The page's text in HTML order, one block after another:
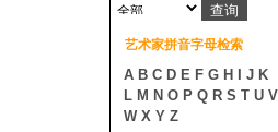
艺术家拼音字母检索
A B C D E F G H J K
L M N O P Q R S T U V
W X Y Z